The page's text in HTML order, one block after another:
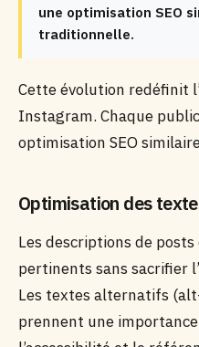
une optimisation SEO
traditionnelle.
Cette évolution redéfinit
Instagram. Chaque
optimisation SEO
Optimisation des
Les descriptions de
pertinents sans sacrifier
Les textes alternatifs
prennent une